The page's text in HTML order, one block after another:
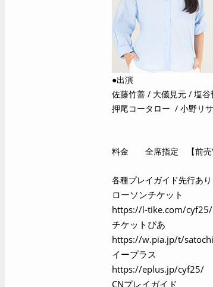
●出演
佐藤竹善 / 大儀見元 / 塩谷
押尾コータロー / 小野リ
料金 全席指定 【前売
各種プレイガイド先行あり
ローソンチケット
https://l-tike.com/cyf25/
チケットぴあ
https://w.pia.jp/t/
イープラス
https://eplus.jp/cyf25/
CNプレイガイド